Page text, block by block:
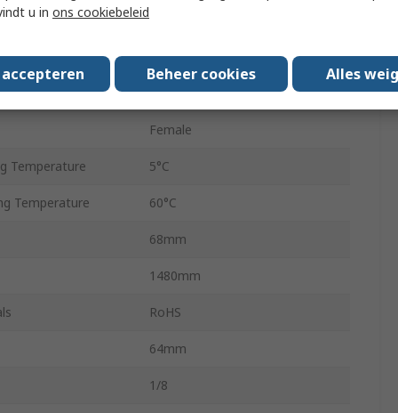
Unrestricted
Basic
Female
Temperature 5°C
Temperature 60°C
68mm
1480mm
RoHS
64mm
1/8
u in ons cookiebeleid
Beheer cookies Alles